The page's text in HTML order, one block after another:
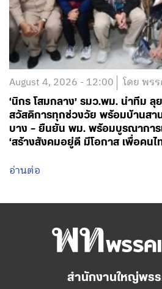
August 4, 2026 - 12:00 โดย พร
‘นิกร โสมกลาง’ รมว.พม. นำทีม ลุ
สวัสดิการทุกช่วงวัย พร้อมบ้านสา
บาง – ยืนยัน พม. พร้อมบูรณาการ
‘สร้างสังคมอยู่ดี มีโอกาส เพื่อคนไ
อ่านต่อ
สำนักงานใหญ่พรร